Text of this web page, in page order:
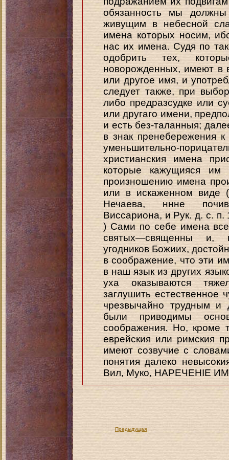
обязанность мы
живущим в небесной
имена которых носим,
нас их имена. Судя по
одобрить тех,
новорожденных, имеют в
или другое имя, и
следует также, при
либо предразсудке или
или другаго имени,
и есть без-таланныя;
в знак пренебережения
уменьшительно-
христианския имена
которые кажущияся им
произношению имена
или в искаженном виде
Нечаева, ннне
Виссариона, и Рук. д. с.
) Сами по себе имена
святых—священны и,
угодников Божиих,
в соображение, что эти
в наш язык из других
уха оказываются
заглушить естественное
чрезвычайно трудным
были приводимы
соображения. Но, кроме
еврейския или римския
имеют созвучие с
понятия далеко
Вил, Муко, НАРЕЧЕНІЕ
Предыдущая